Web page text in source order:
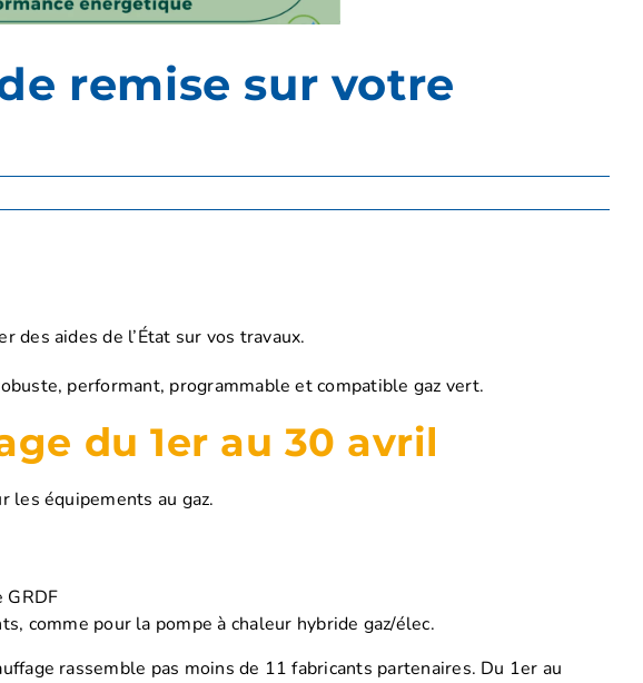
remise sur votre
des aides de l’État sur vos travaux.
performant, programmable et compatible gaz vert.
du 1er au 30 avril
les équipements au gaz.
comme pour la pompe à chaleur hybride gaz/élec.
rassemble pas moins de 11 fabricants partenaires. Du 1er au